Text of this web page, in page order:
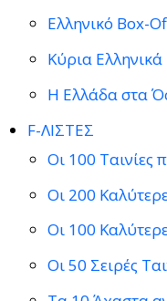
Ελληνικό Box-
Κύρια
Η Ελλάδα στα
F-ΛΙΣΤΕΣ
Οι 100 Ταινίες
Οι 200
Οι 100
Οι 50 Σειρές